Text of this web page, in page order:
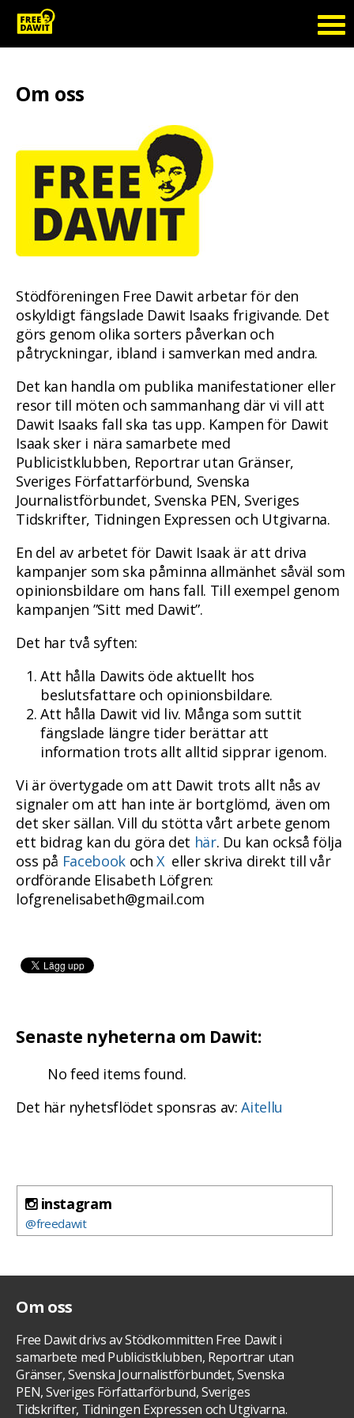
Om oss
Stödföreningen Free Dawit arbetar för den
oskyldigt fängslade Dawit Isaaks frigivande. Det
görs genom olika sorters påverkan och
påtryckningar, ibland i samverkan med andra.
Det kan handla om publika manifestationer eller
resor till möten och sammanhang där vi vill att
Dawit Isaaks fall ska tas upp. Kampen för Dawit
Isaak sker i nära samarbete med
Publicistklubben, Reportrar utan Gränser,
Sveriges Författarförbund, Svenska
Journalistförbundet, Svenska PEN, Sveriges
Tidskrifter, Tidningen Expressen och Utgivarna.
En del av arbetet för Dawit Isaak är att driva
kampanjer som ska påminna allmänhet såväl som
opinionsbildare om hans fall. Till exempel genom
kampanjen ”Sitt med Dawit”.
Det har två syften:
Att hålla Dawits öde aktuellt hos
beslutsfattare och opinionsbildare.
Att hålla Dawit vid liv. Många som suttit
fängslade längre tider berättar att
information trots allt alltid sipprar igenom.
Vi är övertygade om att Dawit trots allt nås av
signaler om att han inte är bortglömd, även om
det sker sällan.Vill du stötta vårt arbete genom
ett bidrag kan du göra det här. Du kan också följa
oss på FacebookochX eller skriva direkt till vår
ordförande Elisabeth Löfgren:
lofgrenelisabeth@gmail.com
Senaste nyheterna om Dawit:
No feed items found.
Det här nyhetsflödet sponsras av: Aitellu
instagram
@freedawit
Om oss
Free Dawit drivs av Stödkommitten Free Dawit i
samarbete med Publicistklubben, Reportrar utan
Gränser, Svenska Journalistförbundet, Svenska
PEN, Sveriges Författarförbund, Sveriges
Tidskrifter, Tidningen Expressen och Utgivarna.